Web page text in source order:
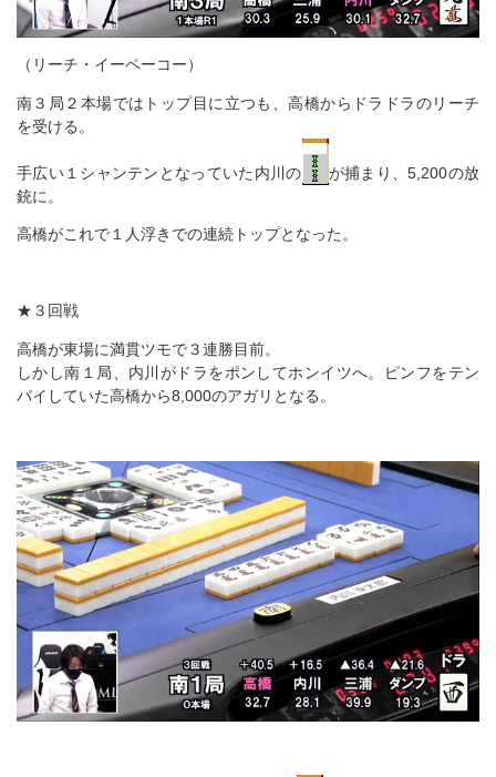
（リーチ・イーペーコー）
南３局２本場ではトップ目に立つも、高橋からドラドラのリーチ
を受ける。
手広い１シャンテンとなっていた内川の
が捕まり、5,200の放
銃に。
高橋がこれで１人浮きでの連続トップとなった。
★３回戦
高橋が東場に満貫ツモで３連勝目前。
しかし南１局、内川がドラをポンしてホンイツへ。ピンフをテン
パイしていた高橋から8,000のアガリとなる。